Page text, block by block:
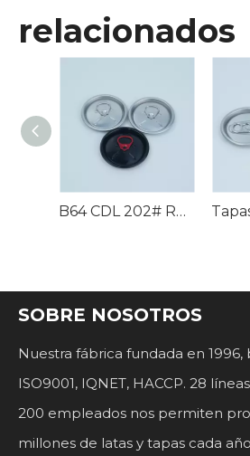
relacionados
B64 CDL 202# RPT Extremo de aluminio
SOBRE NOSOTROS
Nuestra fábrica fundada en 1996,
ISO9001, IQNET, HACCP. 28
200 empleados nos permiten
millones de latas y tapas cada